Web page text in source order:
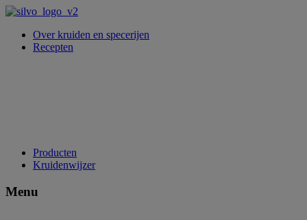
Over kruiden en specerijen
Recepten
Producten
Kruidenwijzer
Menu